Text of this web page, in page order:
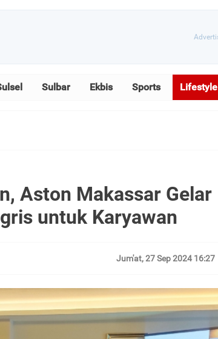
Sulbar Ekbis Sports Lifestyle
Aston Makassar Gelar
untuk Karyawan
Jum'at, 27 Sep 2024 16:27